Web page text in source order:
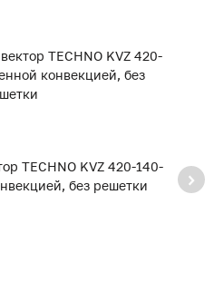
TECHNO KVZ 420-140-
без решетки